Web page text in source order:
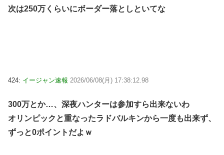
次は250万くらいにボーダー落としといてな
424: イージャン速報 2026/06/08(月) 17:38:12.98
300万とか…、深夜ハンターは参加すら出来ないわ
オリンピックと重なったラドバルキンから一度も出来ず、
ずっと0ポイントだよｗ